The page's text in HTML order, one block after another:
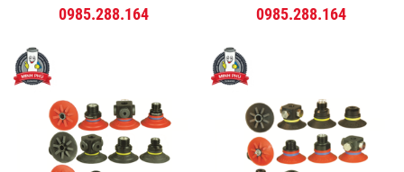
0985.288.164 0985.288.164